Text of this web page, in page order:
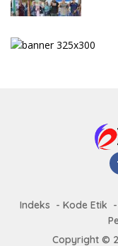
Indeks Kode Etik
Copyright ©